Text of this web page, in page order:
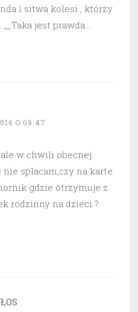
i sitwa kolesi , którzy
jest prawda….
O 09:47
w chwili obecnej
splacam,czy na karte
gdzie otrzymuje z
rodzinny na dzieci ?